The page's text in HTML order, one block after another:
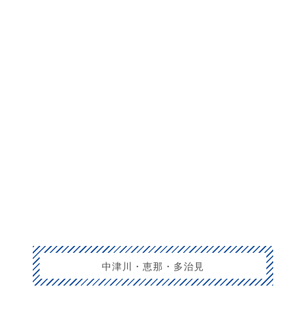
中津川・恵那・多治見